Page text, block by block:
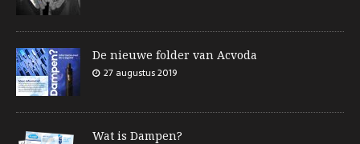
De nieuwe folder van Acvoda
27 augustus 2019
Wat is Dampen?